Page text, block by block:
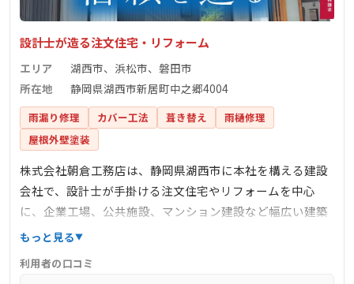
設計士が造る注文住宅・リフォーム
エリア
湖西市、浜松市、磐田市
所在地
静岡県湖西市新居町中之郷4004
雨漏り修理 カバー工法 葺き替え
雨樋修理
屋根外壁塗装
株式会社朝倉工務店は、静岡県湖西市に本社を構える建設
会社で、設計士が手掛ける注文住宅やリフォームを中心
に、企業工場、公共施設、マンション建設など幅広い建築
業務を行っています。地域密着型の企業として、地元のニ
積み重ねています。屋根修理においても、専門的な知識と
もっと見る
利用者の口コミ